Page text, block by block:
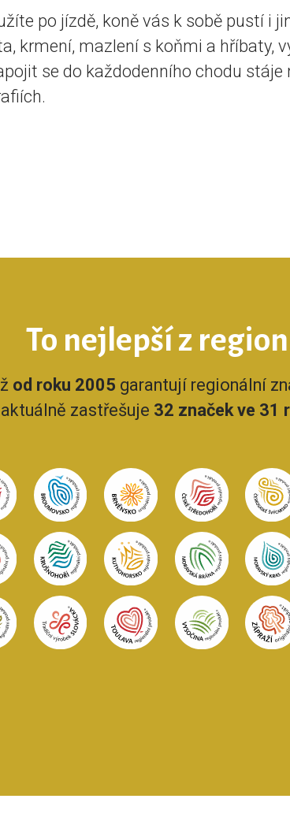
po jízdě, koně vás k sobě pustí i
krmení, mazlení s koňmi a hříbaty,
se do každodenního chodu
To nejlepší z
od roku 2005 garantují regionální
zastřešuje 32 značek ve 31